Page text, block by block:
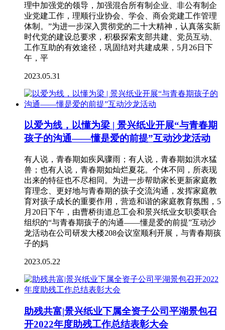
理中加强党的领导，加强混合所有制企业、非公有制企
业党建工作，理顺行业协会、学会、商会党建工作管理
体制。”为进一步深入贯彻党的二十大精神，认真落实新
时代党的建设总要求，积极探索支部共建、党员互动、
工作互助的有效途径，巩固结对共建成果，5月26日下
午，平
2023.05.31
以爱为线，以懂为梁 | 景兴纸业开展“与青春期
孩子的沟通——懂是爱的前提”互动沙龙活动
有人说，青春期如疾风骤雨；有人说，青春期如洪水猛
兽；也有人说，青春期如灿烂夏花。个体不同，所表现
出来的特征也不尽相同。为进一步帮助家长更新家庭教
育理念、更好地与青春期的孩子交流沟通，发挥家庭教
育对孩子成长的重要作用，营造和谐的家庭教育氛围，5
月20日下午，由曹桥街道总工会和景兴纸业女职委联合
组织的“与青春期孩子的沟通——懂是爱的前提”互动沙
龙活动在公司研发大楼208会议室顺利开展，与青春期孩
子的妈
2023.05.22
助残共富|景兴纸业下属全资子公司平湖景包召
开2022年度助残工作总结表彰大会